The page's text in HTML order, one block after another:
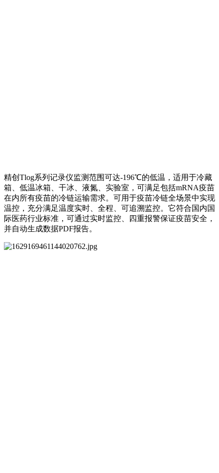
精创Tlog系列记录仪监测范围可达-196℃的低温，适用于冷藏
箱、低温冰箱、干冰、液氮、实验室，可满足包括mRNA疫苗
在内所有疫苗的冷链运输需求。可用于疫苗冷链全场景中实现
温控，充分满足温度实时、全程、可追溯监控。它符合国内国
际医药行业标准，可通过实时监控、四重报警保证疫苗安全，
并自动生成数据PDF报告。